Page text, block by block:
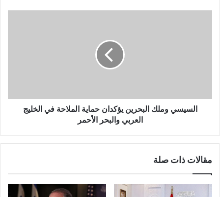
السيسي وملك البحرين يؤكدان حماية الملاحة في الخليج
العربي والبحر الأحمر
مقالات ذات صلة